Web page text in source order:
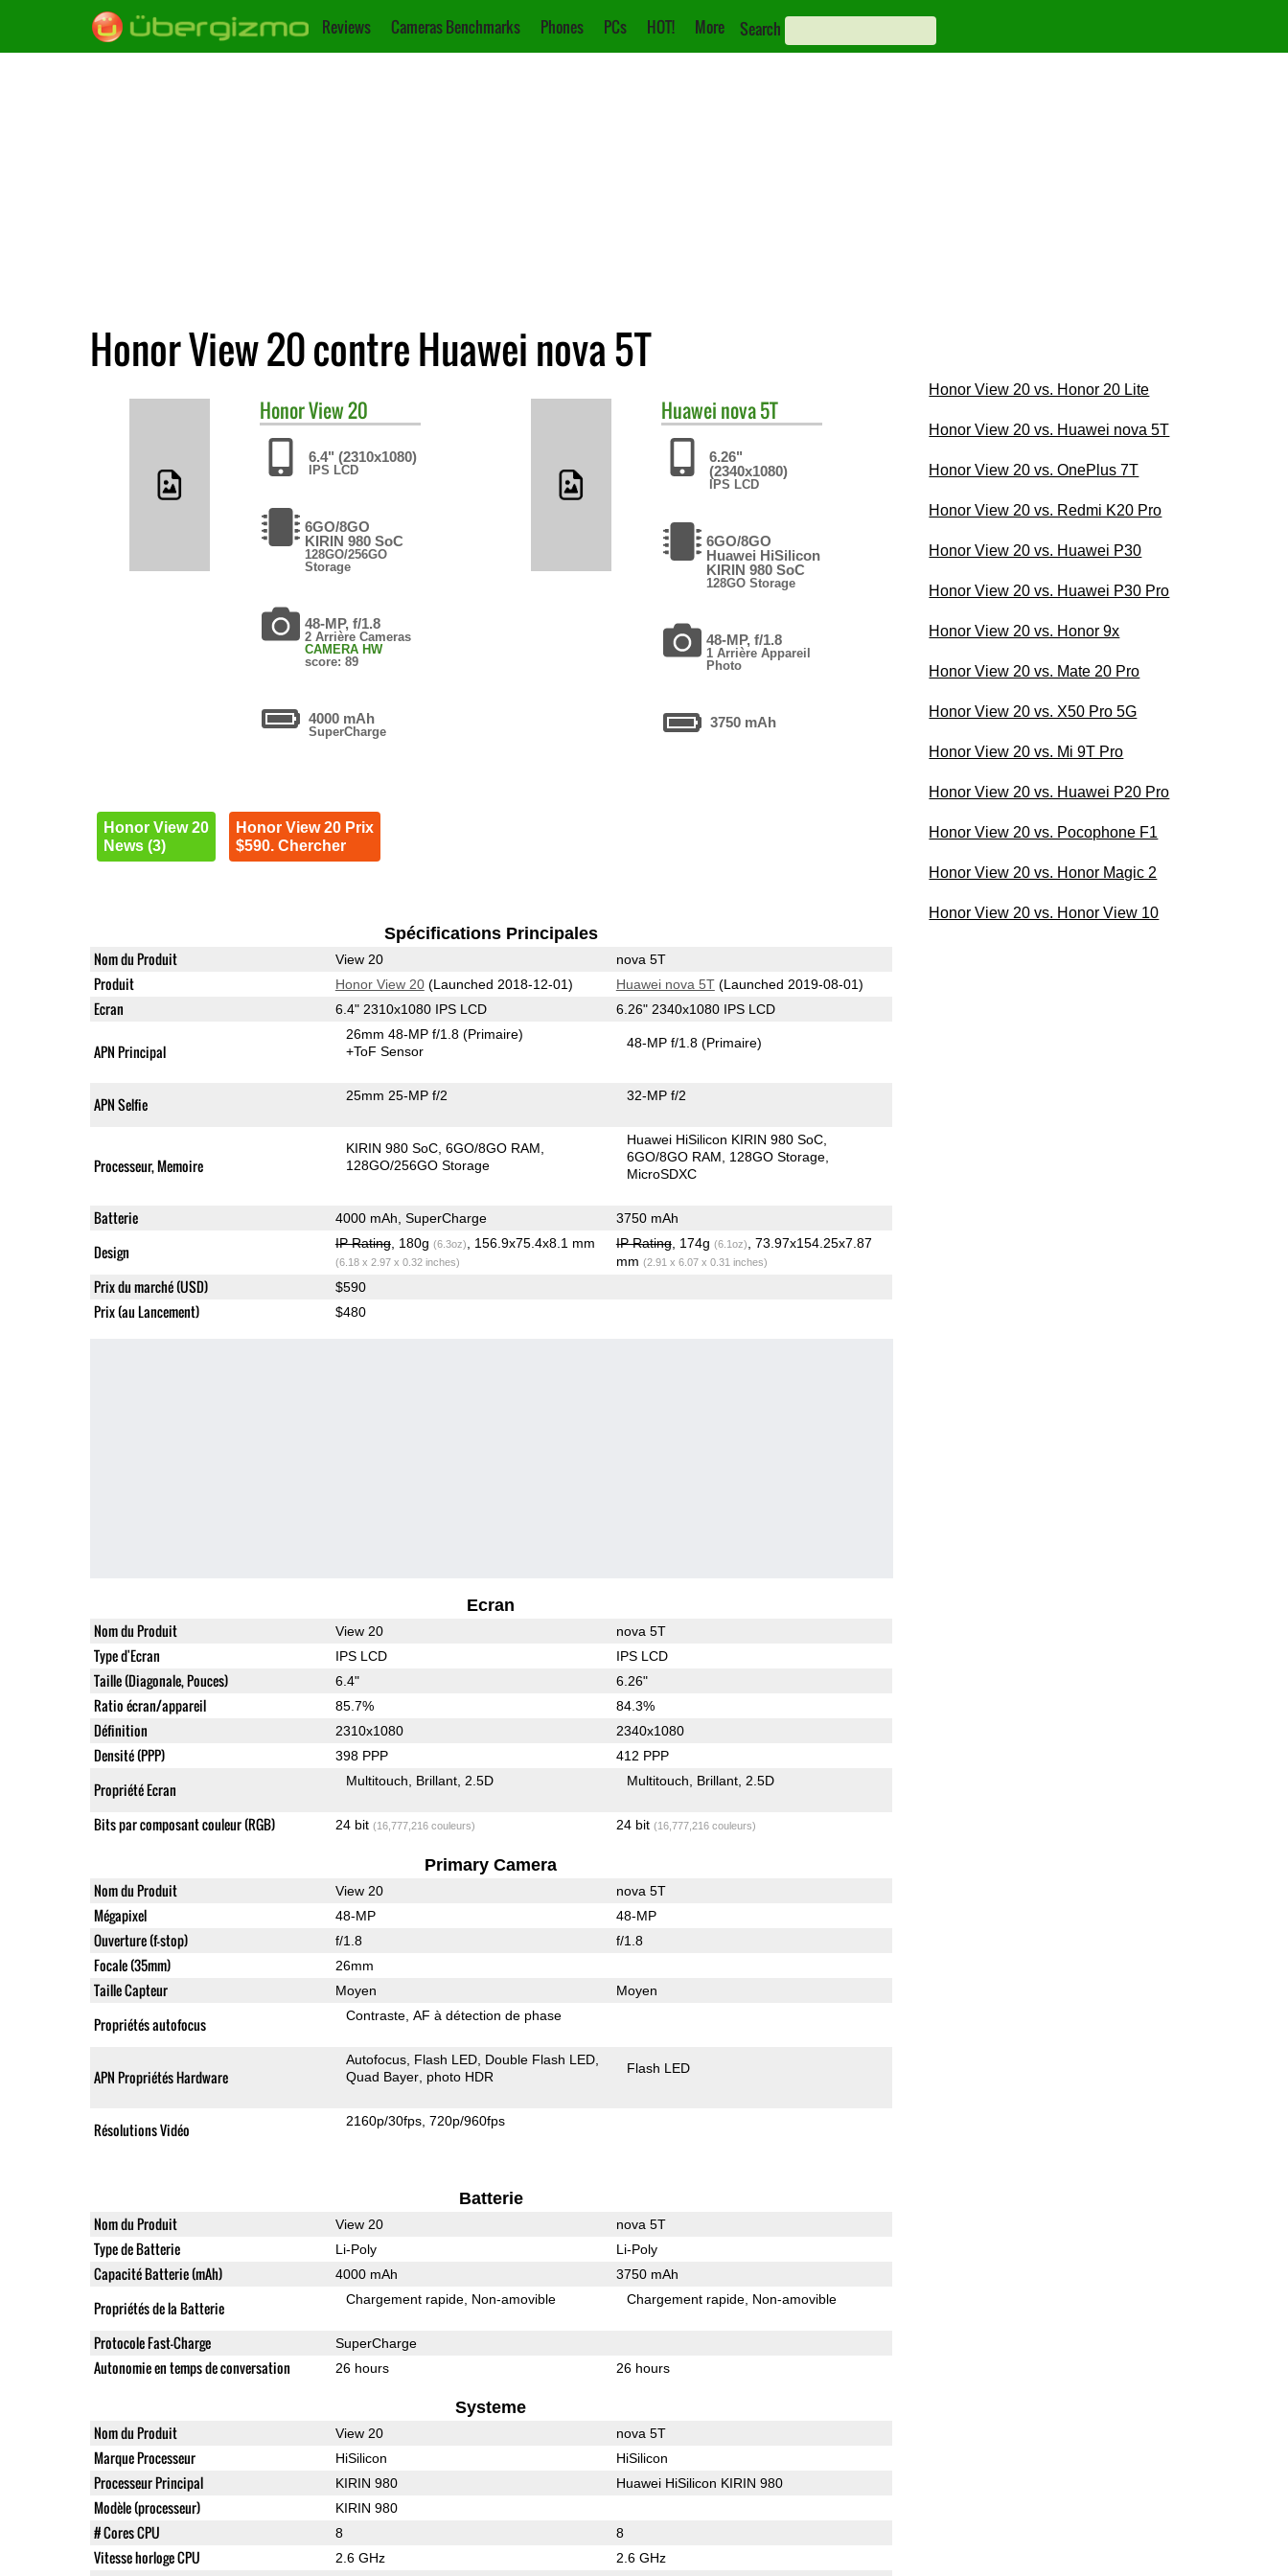
Reviews Cameras Benchmarks Phones PCs HOT! More Search
Honor View 20 contre Huawei nova 5T
HonorView 20
6.4" (2310x1080)
IPS LCD
6GO/8GO
KIRIN 980 SoC
128GO/256GO
Storage
48-MP, f/1.8
2 Arrière Cameras
CAMERA HW
score: 89
4000 mAh
SuperCharge
Honor View 20
News (3)
Honor View 20 Prix
$590. Chercher
Huawei nova 5T
6.26"
(2340x1080)
IPS LCD
6GO/8GO
Huawei HiSilicon
KIRIN 980 SoC
128GO Storage
48-MP, f/1.8
1 Arrière Appareil
Photo
3750 mAh
Spécifications Principales
Nom du Produit View 20 nova 5T
Produit Honor View 20(Launched 2018-12-01) Huawei nova 5T(Launched 2019-08-01)
Ecran 6.4" 2310x1080 IPS LCD 6.26" 2340x1080 IPS LCD
APN Principal
26mm 48-MP f/1.8(Primaire)
+ToF Sensor
48-MP f/1.8(Primaire)
APN Selfie 25mm 25-MP f/2 32-MP f/2
Processeur, Memoire
KIRIN 980 SoC 6GO/8GO RAM
128GO/256GO Storage
Huawei HiSilicon KIRIN 980 SoC
6GO/8GO RAM
128GO Storage
MicroSDXC
Batterie 4000 mAh, SuperCharge 3750 mAh
Design IP Rating, 180g (6.3oz) , 156.9x75.4x8.1 mm
(6.18 x 2.97 x 0.32 inches)
IP Rating, 174g (6.1oz)
, 73.97x154.25x7.87
mm (2.91 x 6.07 x 0.31 inches)
Prix du marché (USD) $590
Prix (au Lancement) $480
Ecran
Nom du Produit View 20 nova 5T
Type d'Ecran IPS LCD IPS LCD
Taille (Diagonale, Pouces) 6.4" 6.26"
Ratio écran/appareil 85.7% 84.3%
Définition 2310x1080 2340x1080
Densité (PPP) 398 PPP 412 PPP
Propriété Ecran Multitouch Brillant 2.5D Multitouch Brillant 2.5D
Bits par composant couleur (RGB) 24 bit (16,777,216 couleurs) 24 bit (16,777,216 couleurs)
Primary Camera
Nom du Produit View 20 nova 5T
Mégapixel 48-MP 48-MP
Ouverture (f-stop) f/1.8 f/1.8
Focale (35mm) 26mm
Taille Capteur Moyen Moyen
Propriétés autofocus Contraste AF à détection de phase
APN Propriétés Hardware
Autofocus Flash LED Double Flash LED
Quad Bayer photo HDR
Flash LED
Résolutions Vidéo 2160p/30fps 720p/960fps
Batterie
Nom du Produit View 20 nova 5T
Type de Batterie Li-Poly Li-Poly
Capacité Batterie (mAh) 4000 mAh 3750 mAh
Propriétés de la Batterie Chargement rapide Non-amovible Chargement rapide Non-amovible
Protocole Fast-Charge SuperCharge
Autonomie en temps de conversation 26 hours 26 hours
Systeme
Nom du Produit View 20 nova 5T
Marque Processeur HiSilicon HiSilicon
Processeur Principal KIRIN 980 Huawei HiSilicon KIRIN 980
Modèle (processeur) KIRIN 980
# Cores CPU 8 8
Vitesse horloge CPU 2.6 GHz 2.6 GHz
Honor View 20 vs. Honor 20 Lite
Honor View 20 vs. Huawei nova 5T
Honor View 20 vs. OnePlus 7T
Honor View 20 vs. Redmi K20 Pro
Honor View 20 vs. Huawei P30
Honor View 20 vs. Huawei P30 Pro
Honor View 20 vs. Honor 9x
Honor View 20 vs. Mate 20 Pro
Honor View 20 vs. X50 Pro 5G
Honor View 20 vs. Mi 9T Pro
Honor View 20 vs. Huawei P20 Pro
Honor View 20 vs. Pocophone F1
Honor View 20 vs. Honor Magic 2
Honor View 20 vs. Honor View 10